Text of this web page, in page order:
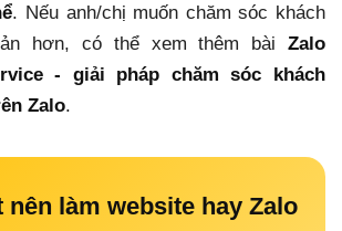
. Nếu anh/chị muốn chăm sóc khách
hơn, có thể xem thêm bài Zalo
- giải pháp chăm sóc khách
Zalo.
nên làm website hay Zalo